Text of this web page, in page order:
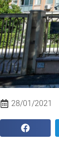
28/01/2021